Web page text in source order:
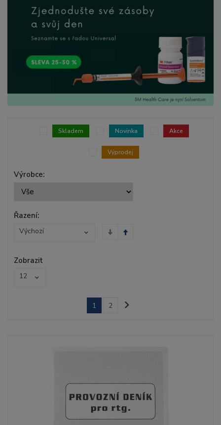
Výrobce:
Skladem Novinka Akce
Výprodej
Řazení:
Výchozí
Zobrazit
12
1 2